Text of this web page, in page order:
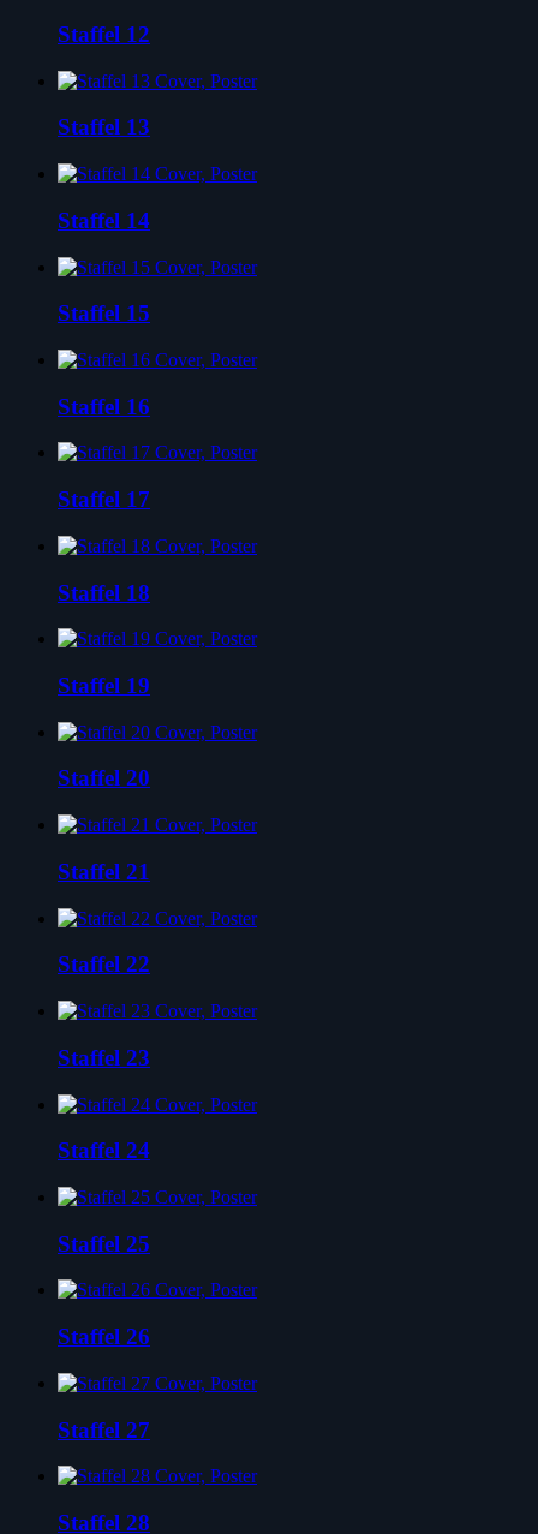
Staffel 12
Staffel 13
Staffel 14
Staffel 15
Staffel 16
Staffel 17
Staffel 18
Staffel 19
Staffel 20
Staffel 21
Staffel 22
Staffel 23
Staffel 24
Staffel 25
Staffel 26
Staffel 27
Staffel 28